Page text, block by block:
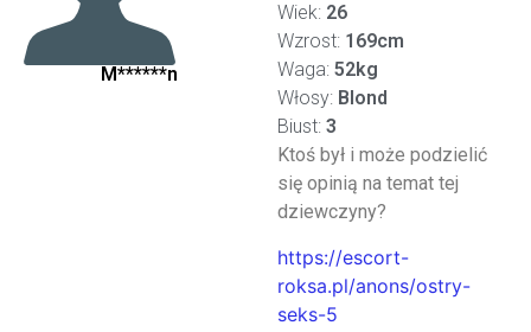
M******n
Wiek: 26
Wzrost: 169cm
Waga: 52kg
Włosy: Blond
Biust: 3
Ktoś był i może podzielić
się opinią na temat tej
dziewczyny?
https://escort-
roksa.pl/anons/ostry-
seks-5